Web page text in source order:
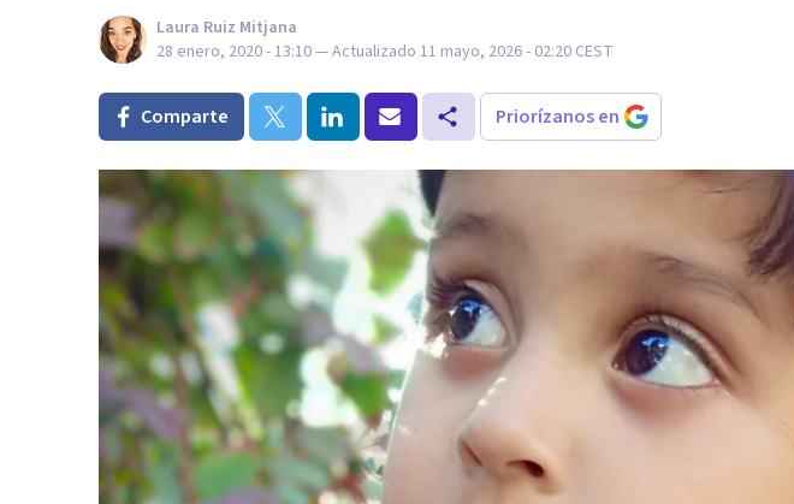
Laura Ruiz Mitjana
28 enero, 2020 - 13:10— Actualizado 11 mayo, 2026 - 02:20 CEST
Comparte Priorízanos en